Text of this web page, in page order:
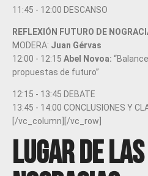
11:45 - 12:00 DESCANSO
REFLEXIÓN FUTURO DE
MODERA: Juan Gérvas
12:00 - 12:15 Abel Novoa:
propuestas de futuro”
12:15 - 13:45 DEBATE
13:45 - 14:00 CONCLUSIONES Y
[/vc_column][/vc_row]
Lugar de